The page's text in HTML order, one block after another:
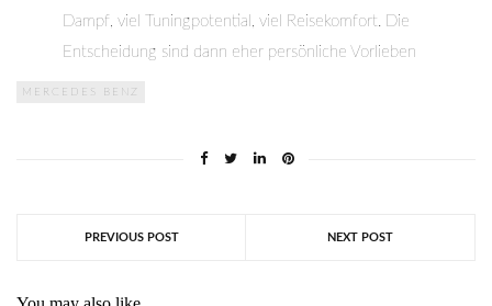
Dampf, viel Tuningpotential, viel Reisekomfort. Die
Entscheidung sind dann eher persönliche Vorlieben
MERCEDES BENZ
PREVIOUS POST NEXT POST